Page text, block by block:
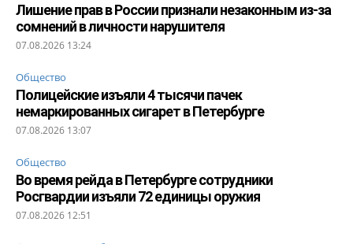
Лишение прав в России признали незаконным из-за
сомнений в личности нарушителя
07.08.2026 13:24
Общество
Полицейские изъяли 4 тысячи пачек
немаркированных сигарет в Петербурге
07.08.2026 13:07
Общество
Во время рейда в Петербурге сотрудники
Росгвардии изъяли 72 единицы оружия
07.08.2026 12:51